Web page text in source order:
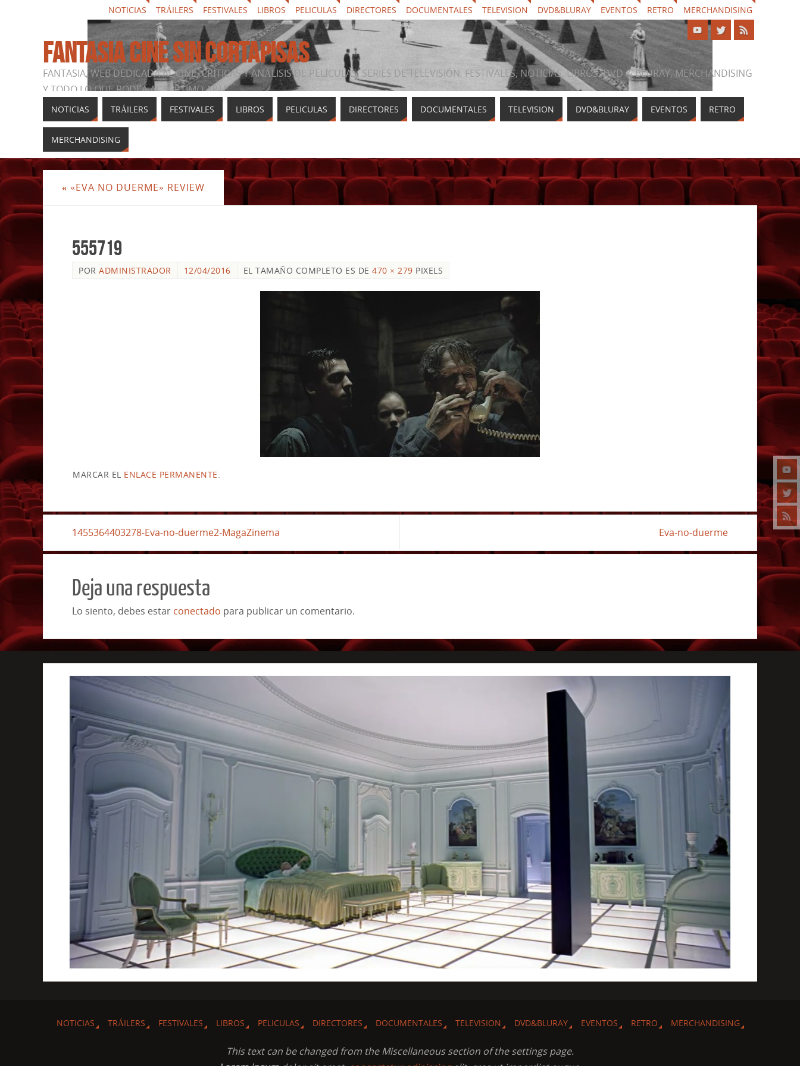
NOTICIAS TRÁILERS FESTIVALES LIBROS PELICULAS DIRECTORES DOCUMENTALES TELEVISION DVD&BLURAY EVENTOS RETRO MERCHANDISING
FANTASIA CINE SIN CORTAPISAS
FANTASIA, WEB DEDICADA AL CINE, CRÍTICAS Y ANÁLISIS DE PELÍCULAS, SERIES DE TELEVISIÓN, FESTIVALES, NOTICIAS, LIBROS, DVD & BLURAY, MERCHANDISING
Y TODO LO QUE RODEA AL SÉPTIMO ARTE
NOTICIAS TRÁILERS FESTIVALES LIBROS PELICULAS DIRECTORES DOCUMENTALES TELEVISION DVD&BLURAY EVENTOS RETRO
MERCHANDISING
« «EVA NO DUERME» REVIEW
555719
POR ADMINISTRADOR 12/04/2016 EL TAMAÑO COMPLETO ES DE 470 × 279 PIXELS
MARCAR EL ENLACE PERMANENTE
1455364403278-Eva-no-duerme2-MagaZinema Eva-no-duerme
Deja una respuesta
Lo siento, debes estar conectado para publicar un comentario.
NOTICIAS TRÁILERS FESTIVALES LIBROS PELICULAS DIRECTORES DOCUMENTALES TELEVISION DVD&BLURAY EVENTOS RETRO MERCHANDISING
This text can be changed from the Miscellaneous section of the settings page.